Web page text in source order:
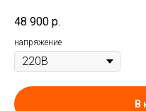
48 900 р.
напряжение
В